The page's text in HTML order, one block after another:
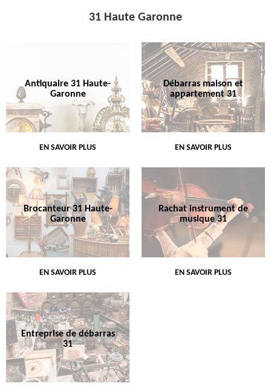
31 Haute Garonne
Antiquaire 31 Haute-
Garonne
EN SAVOIR PLUS
Débarras maison et
appartement 31
EN SAVOIR PLUS
Brocanteur 31 Haute-
Garonne
EN SAVOIR PLUS
Rachat instrument de
musique 31
EN SAVOIR PLUS
Entreprise de débarras
31